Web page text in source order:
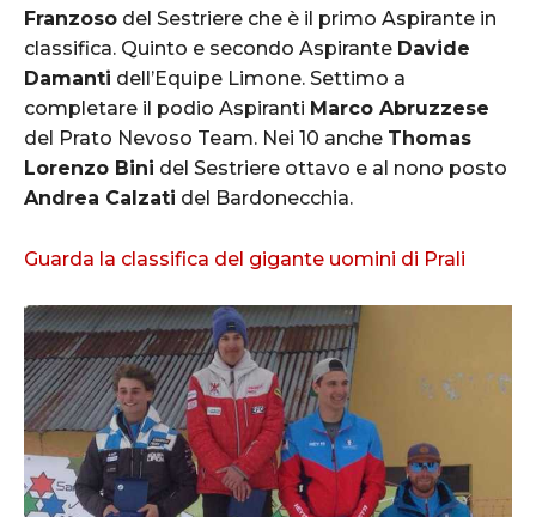
Franzoso del Sestriere che è il primo Aspirante in
classifica. Quinto e secondo Aspirante Davide
Damanti dell’Equipe Limone. Settimo a
completare il podio Aspiranti Marco Abruzzese
del Prato Nevoso Team. Nei 10 anche Thomas
Lorenzo Bini del Sestriere ottavo e al nono posto
Andrea Calzati del Bardonecchia.
Guarda la classifica del gigante uomini di Prali